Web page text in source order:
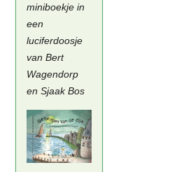
miniboekje in
een
luciferdoosje
van Bert
Wagendorp
en Sjaak Bos